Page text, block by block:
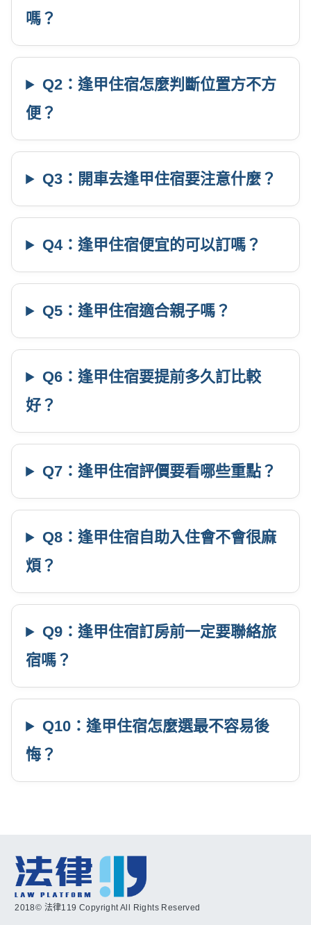
嗎？
Q2：逢甲住宿怎麼判斷位置方不方
便？
Q3：開車去逢甲住宿要注意什麼？
Q4：逢甲住宿便宜的可以訂嗎？
Q5：逢甲住宿適合親子嗎？
Q6：逢甲住宿要提前多久訂比較
好？
Q7：逢甲住宿評價要看哪些重點？
Q8：逢甲住宿自助入住會不會很麻
煩？
Q9：逢甲住宿訂房前一定要聯絡旅
宿嗎？
Q10：逢甲住宿怎麼選最不容易後
悔？
2018© 法律119 Copyright All Rights Reserved